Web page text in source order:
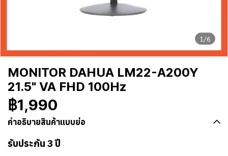
1/6
MONITOR DAHUA LM22-A200Y
21.5" VA FHD 100Hz
฿1,990
คำอธิบายสินค้าแบบย่อ
รับประกัน 3 ปี